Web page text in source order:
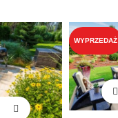
WYPRZEDAŻ